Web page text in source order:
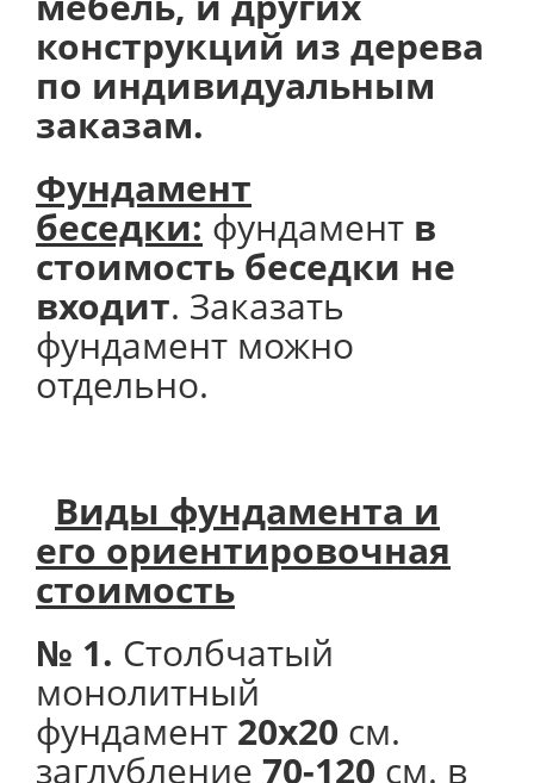
конструкций из дерева
по индивидуальным
заказам.
Фундамент
беседки: фундамент в
стоимость беседки не
входит. Заказать
фундамент можно
отдельно.
Виды фундамента и
его ориентировочная
стоимость
№ 1. Столбчатый
монолитный
фундамент 20х20 см.
заглубление 70-120 см. в